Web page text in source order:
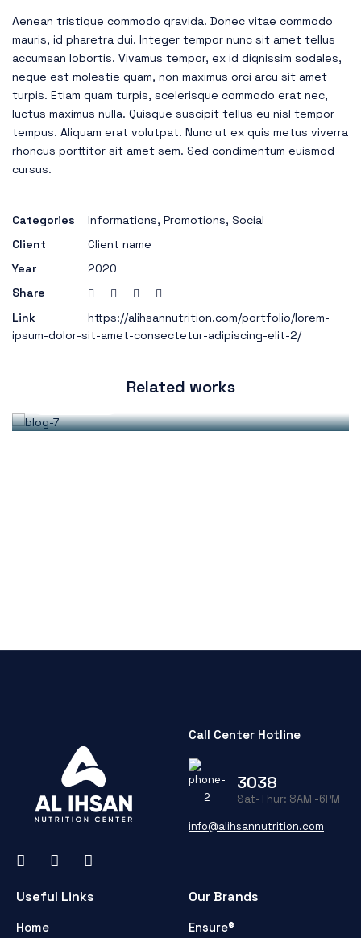
Aenean tristique commodo gravida. Donec vitae commodo
mauris, id pharetra dui. Integer tempor nunc sit amet tellus
accumsan lobortis. Vivamus tempor, ex id dignissim sodales,
neque est molestie quam, non maximus orci arcu sit amet
turpis. Etiam quam turpis, scelerisque commodo erat nec,
luctus maximus nulla. Quisque suscipit tellus eu nisl tempor
tempus. Aliquam erat volutpat. Nunc ut ex quis metus viverra
rhoncus porttitor sit amet sem. Sed condimentum euismod
cursus.
Categories Informations, Promotions, Social
Client
Client name
Year
2020
Share
Link
https://alihsannutrition.com/portfolio/lorem-
ipsum-dolor-sit-amet-consectetur-adipiscing-elit-2/
Related works
June 28, 2021 ihsannutriiton
Lorem ipsum dolor sit amet, consectetur
Call Center Hotline
3038
Sat-Thur: 8AM -6PM
info@alihsannutrition.com
Useful Links
Home
Our Brands
Ensure®